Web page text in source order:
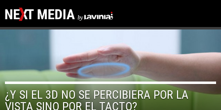
¿Y SI EL 3D NO SE PERCIBIERA POR LA
VISTA SINO POR EL TACTO?